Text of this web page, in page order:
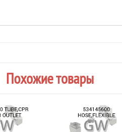
Похожие товары